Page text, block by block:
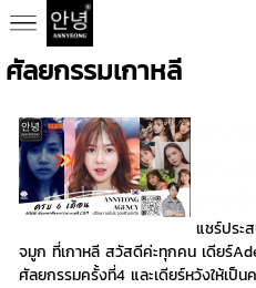
ศัลยกรรมเกาหลี
แชร์ประ
จมูก ที่เกาหลี สวัสดีค่ะทุกคน เดียร์
ศัลยกรรมครั้งที่4 และเดียร์หวังให้เป็